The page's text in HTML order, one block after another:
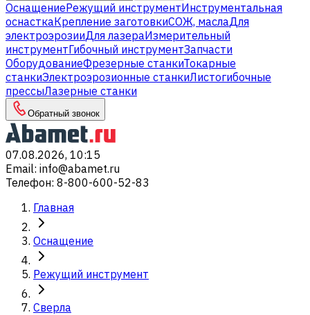
ОснащениеРежущий инструментИнструментальная
оснасткаКрепление заготовкиСОЖ, маслаДля
электроэрозииДля лазераИзмерительный
инструментГибочный инструментЗапчасти
ОборудованиеФрезерные станкиТокарные
станкиЭлектроэрозионные станкиЛистогибочные
прессыЛазерные станки
Обратный звонок
07.08.2026, 10:15
Email: info@abamet.ru
Телефон: 8-800-600-52-83
Главная
Оснащение
Режущий инструмент
Сверла